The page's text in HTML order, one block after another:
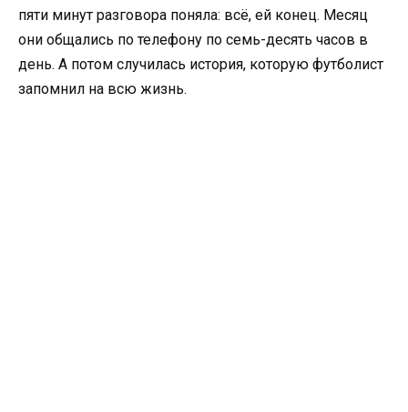
пяти минут разговора поняла: всё, ей конец. Месяц
они общались по телефону по семь-десять часов в
день. А потом случилась история, которую футболист
запомнил на всю жизнь.